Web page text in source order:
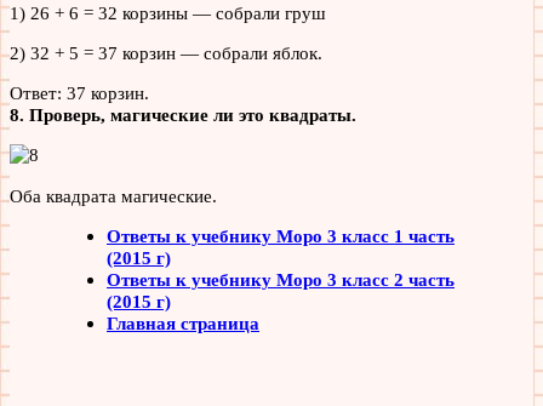
1) 26 + 6 = 32 корзины — собрали груш
2) 32 + 5 = 37 корзин — собрали яблок.
Ответ: 37 корзин.
8. Проверь, магические ли это квадраты.
Оба квадрата магические.
Ответы к учебнику Моро 3 класс 1 часть
(2015 г)
Ответы к учебнику Моро 3 класс 2 часть
(2015 г)
Главная страница